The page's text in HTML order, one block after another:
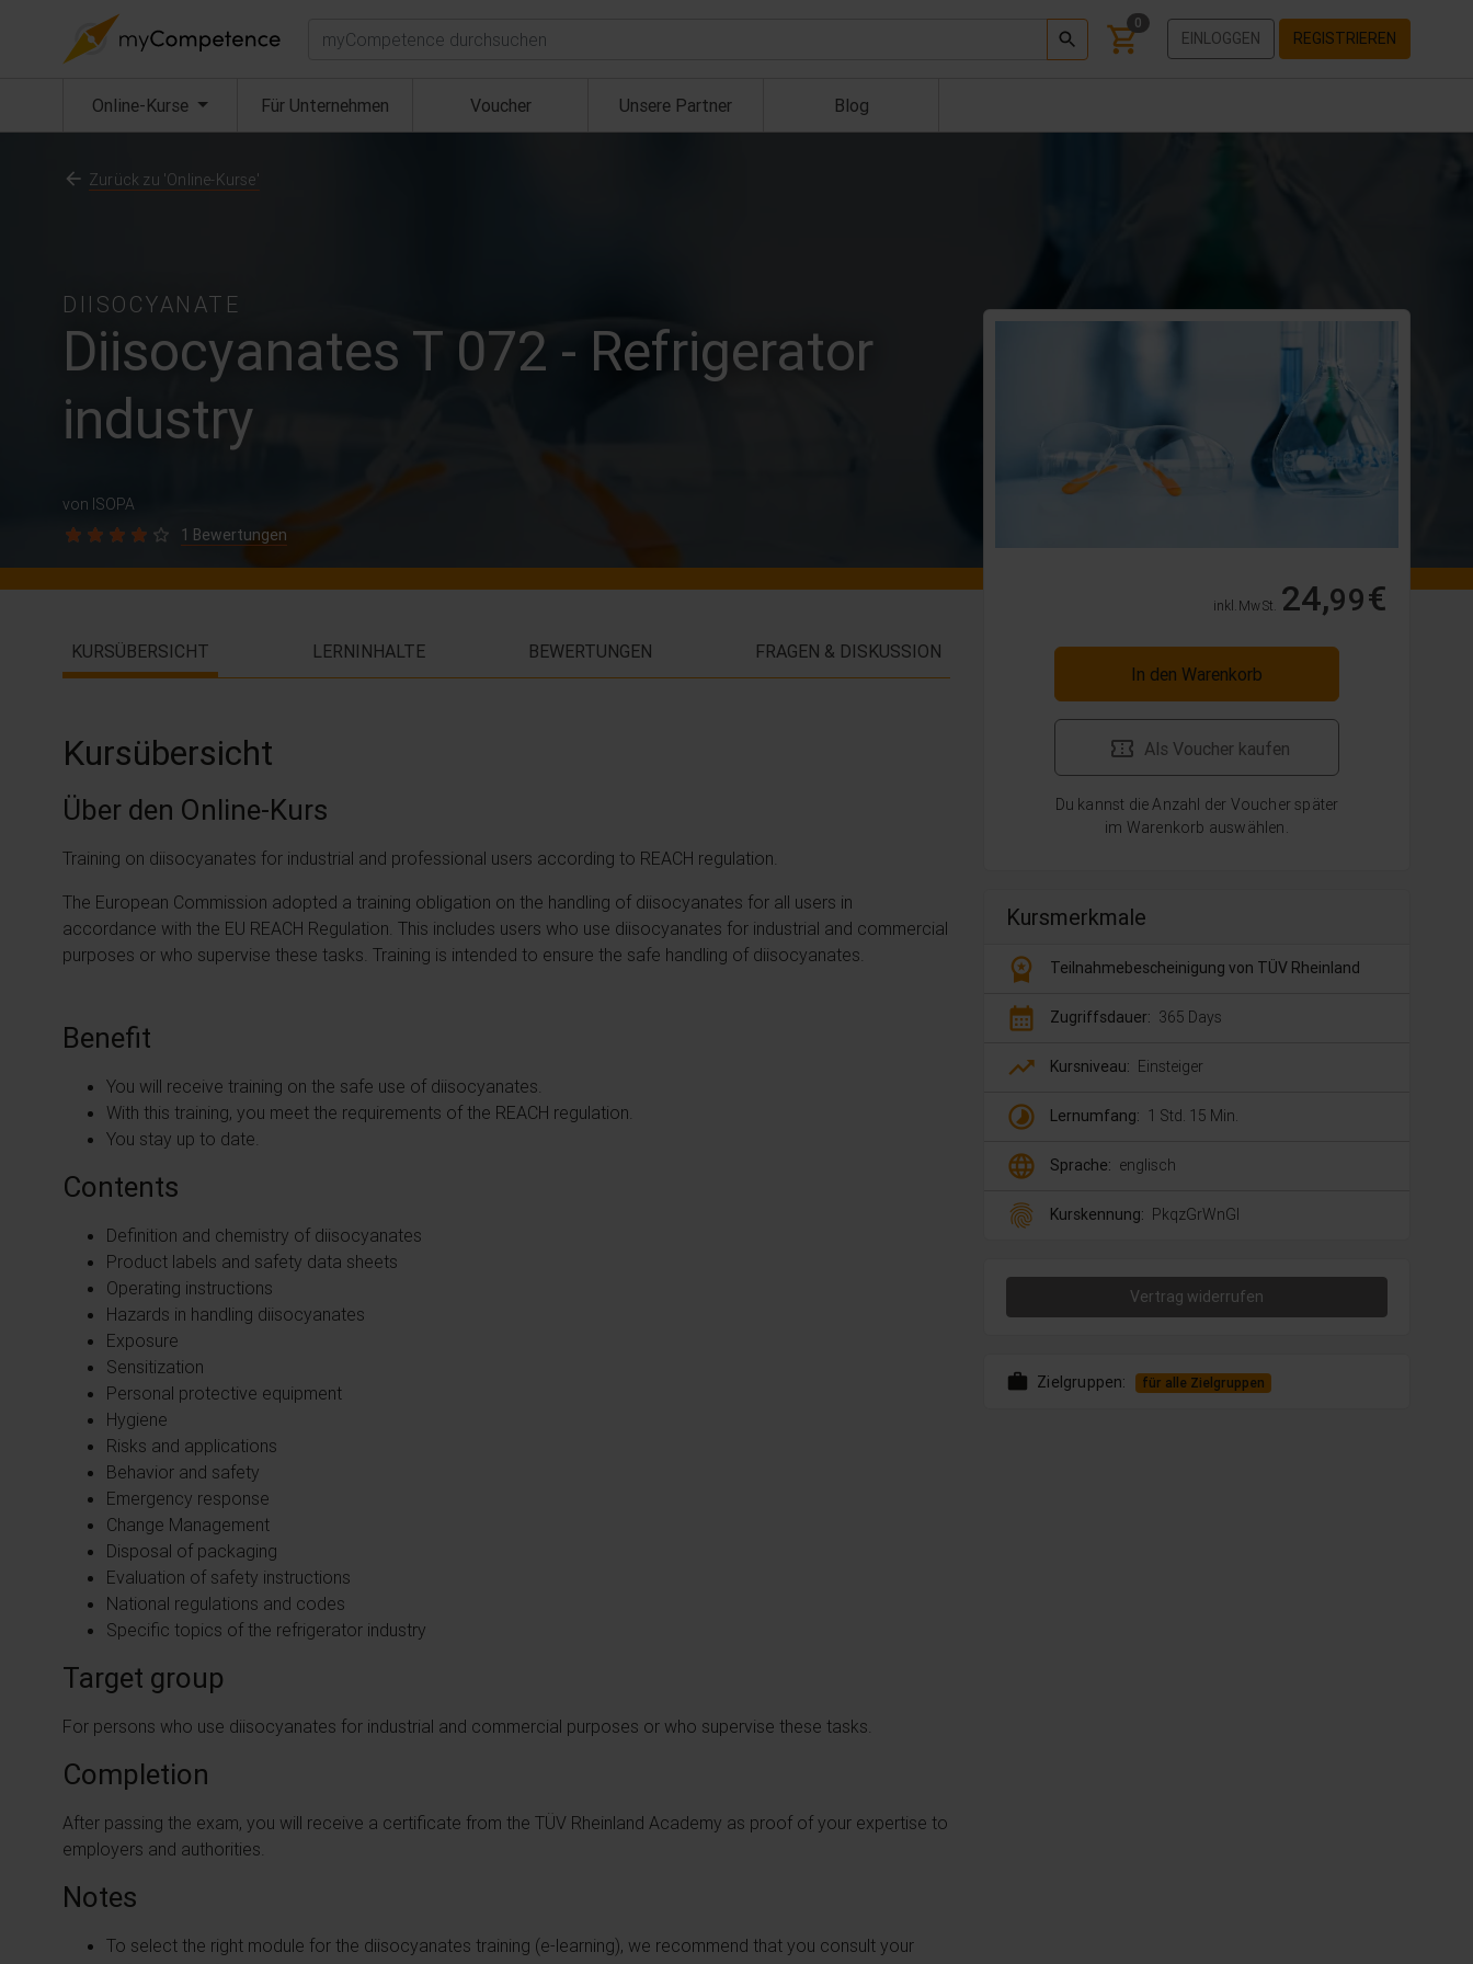
Suchen 0
EINLOGGEN REGISTRIEREN
Online-Kurse (aktuell) Für Unternehmen Voucher Unsere Partner Blog
DIISOCYANATE
Diisocyanates T 072 - Refrigerator
industry
von ISOPA
1 Bewertungen
Zurück zu 'Online-Kurse'
inkl. MwSt. 24,99€
In den Warenkorb
Als Voucher kaufen
Du kannst die Anzahl der Voucher später
im Warenkorb auswählen.
Kursmerkmale
workspace_premium Teilnahmebescheinigung von TÜV Rheinland
calendar_month Zugriffsdauer: 365 Days
trending_up Kursniveau: Einsteiger
timelapse Lernumfang: 1 Std. 15 Min.
language Sprache: englisch
fingerprint Kurskennung: PkqzGrWnGl
Vertrag widerrufen
work Zielgruppen: für alle Zielgruppen
KURSÜBERSICHT LERNINHALTE BEWERTUNGEN FRAGEN & DISKUSSION
Kursübersicht
Über den Online-Kurs
Training on diisocyanates for industrial and professional users according to REACH regulation.
The European Commission adopted a training obligation on the handling of diisocyanates for all users in
accordance with the EU REACH Regulation. This includes users who use diisocyanates for industrial and commercial
purposes or who supervise these tasks. Training is intended to ensure the safe handling of diisocyanates.
Benefit
You will receive training on the safe use of diisocyanates.
With this training, you meet the requirements of the REACH regulation.
You stay up to date.
Contents
Definition and chemistry of diisocyanates
Product labels and safety data sheets
Operating instructions
Hazards in handling diisocyanates
Exposure
Sensitization
Personal protective equipment
Hygiene
Risks and applications
Behavior and safety
Emergency response
Change Management
Disposal of packaging
Evaluation of safety instructions
National regulations and codes
Specific topics of the refrigerator industry
Target group
For persons who use diisocyanates for industrial and commercial purposes or who supervise these tasks.
Completion
After passing the exam, you will receive a certificate from the TÜV Rheinland Academy as proof of your expertise to
employers and authorities.
Notes
To select the right module for the diisocyanates training (e-learning), we recommend that you consult your